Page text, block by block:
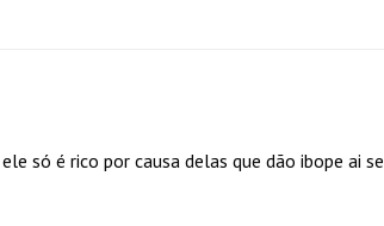
só é rico por causa delas que dão ibope ai se